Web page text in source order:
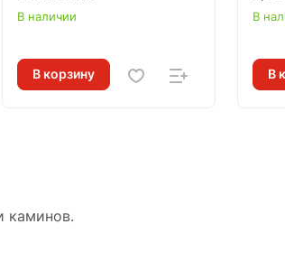
В наличии
В корзину
В
В
каминов.